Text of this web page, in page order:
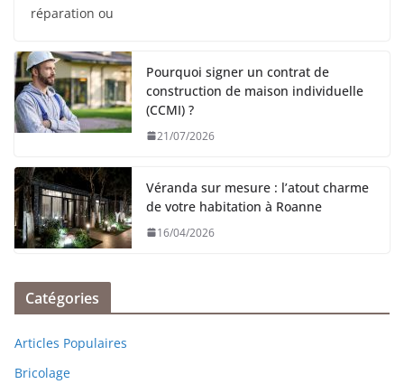
réparation ou
Pourquoi signer un contrat de
construction de maison individuelle
(CCMI) ?
21/07/2026
Véranda sur mesure : l’atout charme
de votre habitation à Roanne
16/04/2026
Catégories
Articles Populaires
Bricolage